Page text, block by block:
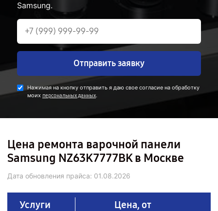
Samsung.
Отправить заявку
Нажимая на кнопку отправить я даю свое согласие на обработку
моих персональных данных.
Цена ремонта варочной панели
Samsung NZ63K7777BK в Москве
Дата обновления прайса: 01.08.2026
Услуги Цена, от